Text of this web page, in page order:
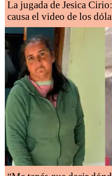
La jugada de Jesica
causa el video de los